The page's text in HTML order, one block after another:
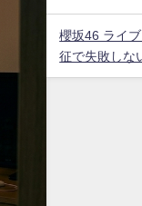
櫻坂46 ライ
征で失敗しな